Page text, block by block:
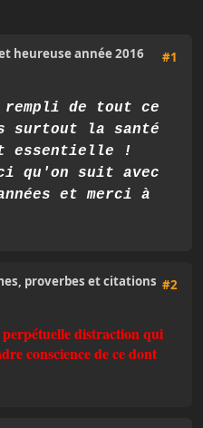
#1
heureuse année 2016
rempli de tout ce
surtout la santé
essentielle !
qu'on suit avec
et merci à
#2
proverbes et citations
distraction qui
conscience de ce dont